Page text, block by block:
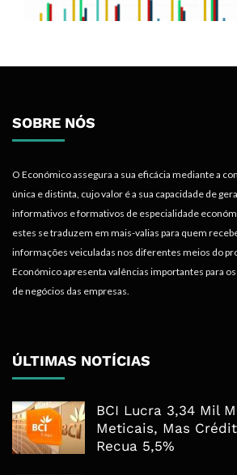
SOBRE NÓS
O Económico assegura a sua eficácia mediante a
única e distinta, cujo valor é a sua capacidade de
informativos e formativos de especialidade
estes se traduzem em mais-valias para quem
informações veiculadas nos diferentes meios do
Económico apresenta valências importantes para
de negócios das empresas.
ÚLTIMAS NOTÍCIAS
BCI Lucra 3,34 Mil
Meticais, Mas
Recua 5,5%